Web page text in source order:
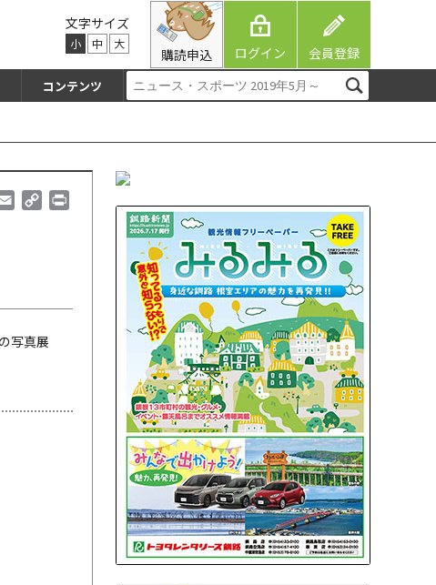
文字サイズ
小 中 大
購読申込 ログイン 会員登録
コンテンツ
k
写真展